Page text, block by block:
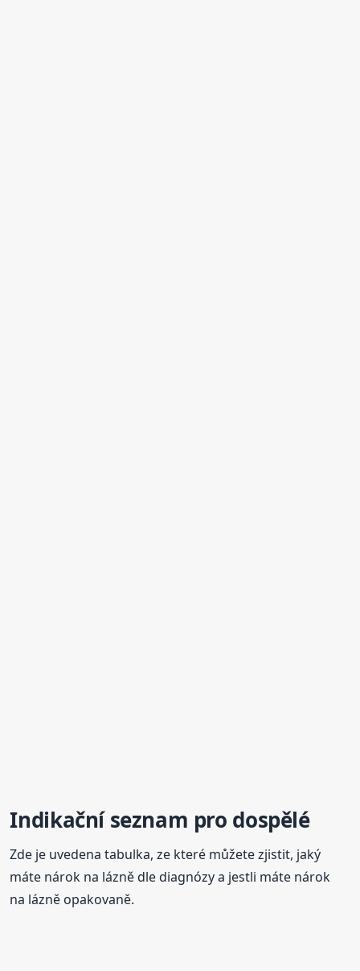
Indikační seznam pro dospělé
Zde je uvedena tabulka, ze které můžete zjistit, jaký
máte nárok na lázně dle diagnózy a jestli máte nárok
na lázně opakovaně.